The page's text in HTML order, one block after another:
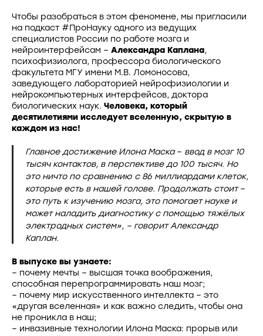
Чтобы разобраться в этом феномене, мы пригласили
на подкаст #ПроНауку одного из ведущих
специалистов России по работе мозга и
нейроинтерфейсам – Александра Каплана,
психофизиолога, профессора биологического
факультета МГУ имени М.В. Ломоносова,
заведующего лабораторией нейрофизиологии и
нейрокомпьютерных интерфейсов, доктора
биологических наук. Человека, который
десятилетиями исследует вселенную, скрытую в
каждом из нас!
Главное достижение Илона Маска– ввод в мозг 10
тысяч контактов, в перспективе до 100 тысяч. Но
это ничто по сравнению с 86 миллиардами клеток,
которые есть в нашей голове. Продолжать стоит–
это путь к изучению мозга, это помогает науке и
может наладить диагностику с помощью тяжёлых
электродных систем», – говорит Александр
Каплан.
В выпуске вы узнаете:
– почему мечты – высшая точка воображения,
способная перепрограммировать наш мозг;
– почему мир искусственного интеллекта – это
«другая вселенная» и как важно следить, чтобы она
не проникла в наш;
– инвазивные технологии Илона Маска: прорыв или